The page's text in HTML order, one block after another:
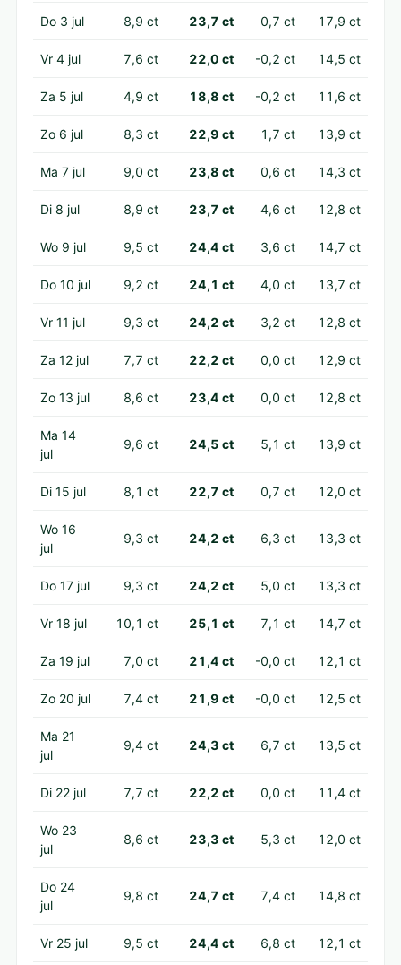
Do 3 jul 8,9 ct 23,7 ct 0,7 ct 17,9 ct
Vr 4 jul 7,6 ct 22,0 ct -0,2 ct 14,5 ct
Za 5 jul 4,9 ct 18,8 ct -0,2 ct 11,6 ct
Zo 6 jul 8,3 ct 22,9 ct 1,7 ct 13,9 ct
Ma 7 jul 9,0 ct 23,8 ct 0,6 ct 14,3 ct
Di 8 jul 8,9 ct 23,7 ct 4,6 ct 12,8 ct
Wo 9 jul 9,5 ct 24,4 ct 3,6 ct 14,7 ct
Do 10 jul 9,2 ct 24,1 ct 4,0 ct 13,7 ct
Vr 11 jul 9,3 ct 24,2 ct 3,2 ct 12,8 ct
Za 12 jul 7,7 ct 22,2 ct 0,0 ct 12,9 ct
Zo 13 jul 8,6 ct 23,4 ct 0,0 ct 12,8 ct
Ma 14
jul
9,6 ct 24,5 ct 5,1 ct 13,9 ct
Di 15 jul 8,1 ct 22,7 ct 0,7 ct 12,0 ct
Wo 16
jul
9,3 ct 24,2 ct 6,3 ct 13,3 ct
Do 17 jul 9,3 ct 24,2 ct 5,0 ct 13,3 ct
Vr 18 jul 10,1 ct 25,1 ct 7,1 ct 14,7 ct
Za 19 jul 7,0 ct 21,4 ct -0,0 ct 12,1 ct
Zo 20 jul 7,4 ct 21,9 ct -0,0 ct 12,5 ct
Ma 21
jul
9,4 ct 24,3 ct 6,7 ct 13,5 ct
Di 22 jul 7,7 ct 22,2 ct 0,0 ct 11,4 ct
Wo 23
jul
8,6 ct 23,3 ct 5,3 ct 12,0 ct
Do 24
jul
9,8 ct 24,7 ct 7,4 ct 14,8 ct
Vr 25 jul 9,5 ct 24,4 ct 6,8 ct 12,1 ct